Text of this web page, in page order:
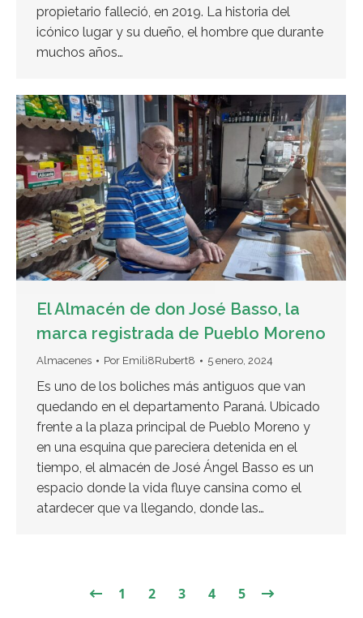
propietario falleció, en 2019. La historia del
icónico lugar y su dueño, el hombre que durante
muchos años…
El Almacén de don José Basso, la
marca registrada de Pueblo Moreno
Almacenes Por Emili8Rubert8 5 enero, 2024
Es uno de los boliches más antiguos que van
quedando en el departamento Paraná. Ubicado
frente a la plaza principal de Pueblo Moreno y
en una esquina que pareciera detenida en el
tiempo, el almacén de José Ángel Basso es un
espacio donde la vida fluye cansina como el
atardecer que va llegando, donde las…
1 2 3 4 5